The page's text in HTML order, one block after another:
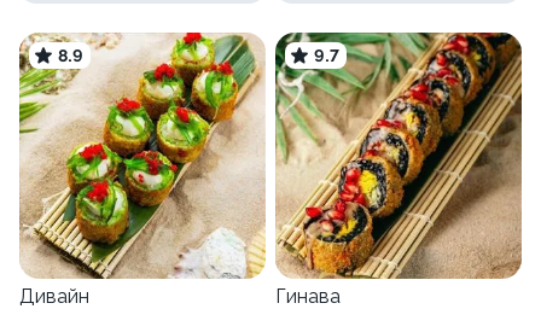
8.9
Дивайн
9.7
Гинава